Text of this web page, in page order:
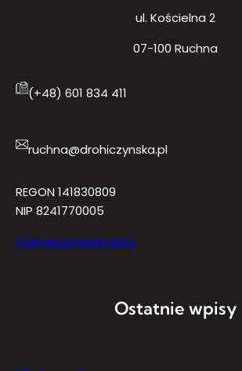
ul. Kościelna 2
07-100 Ruchna
(+48) 601 834 411
ruchna@drohiczynska.pl
REGON 141830809
NIP 8241770005
Polityka prywatności
Ostatnie wpisy